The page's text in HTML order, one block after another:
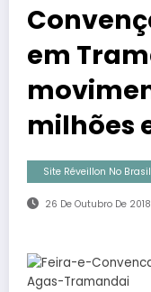
em
milhões
Site Réveillon No Brasil
26 De Outubro De 2018